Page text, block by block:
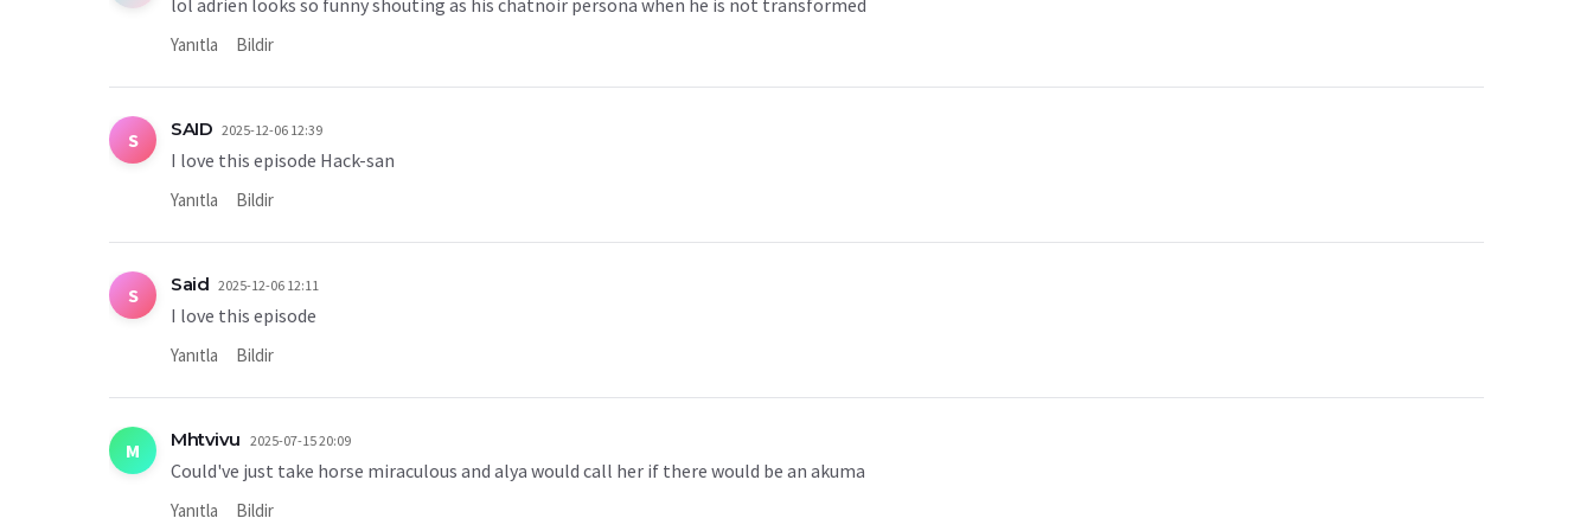
lol adrien looks so funny shouting as his chatnoir persona when he is not transformed
Yanıtla Bildir
S SAID 2025-12-06 12:39
I love this episode Hack-san
Yanıtla Bildir
S Said 2025-12-06 12:11
I love this episode
Yanıtla Bildir
M Mhtvivu 2025-07-15 20:09
Could've just take horse miraculous and alya would call her if there would be an akuma
Yanıtla Bildir